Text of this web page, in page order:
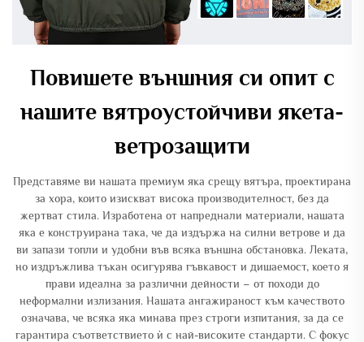
Повишете външния си опит с
нашите вятроустойчиви якета-
ветрозащити
Представяме ви нашата премиум яка срещу вятъра, проектирана
за хора, които изискват висока производителност, без да
жертват стила. Изработена от напреднали материали, нашата
яка е конструирана така, че да издържа на силни ветрове и да
ви запази топли и удобни във всяка външна обстановка. Леката,
но издръжлива тъкан осигурява гъвкавост и дишаемост, което я
прави идеална за различни дейности – от походи до
неформални излизания. Нашата ангажираност към качеството
означава, че всяка яка минава през строги изпитания, за да се
гарантира съответствието ѝ с най-високите стандарти. С фокус